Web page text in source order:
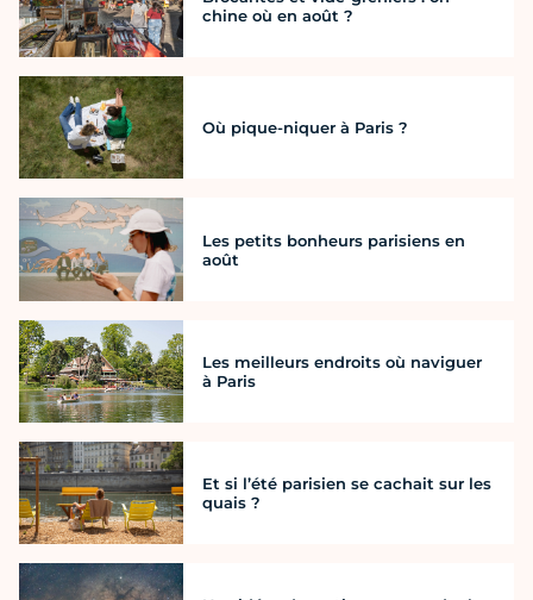
chine où en août ?
Où pique-niquer à Paris ?
Les petits bonheurs parisiens en
août
Les meilleurs endroits où naviguer
à Paris
Et si l’été parisien se cachait sur les
quais ?